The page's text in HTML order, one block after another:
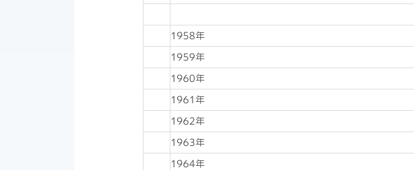
1958年
1959年
1960年
1961年
1962年
1963年
1964年